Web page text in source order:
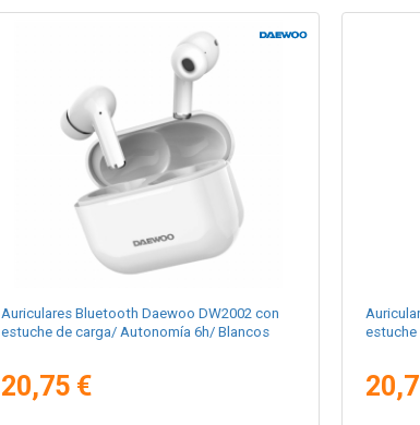
Auriculares Bluetooth Daewoo DW2002 con
estuche de carga/ Autonomía 6h/ Blancos
20,75 €
estuche